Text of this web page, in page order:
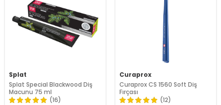
Splat
Splat Special Blackwood Diş
Macunu 75 ml
(16)
Curaprox
Curaprox CS 1560 Soft Diş
Fırçası
(12)